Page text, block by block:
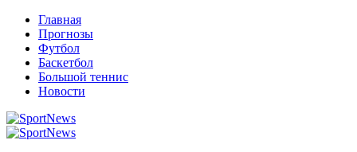
Перейти
содержимому
Главная
Прогнозы
Футбол
Баскетбол
Большой теннис
Новости
Primary